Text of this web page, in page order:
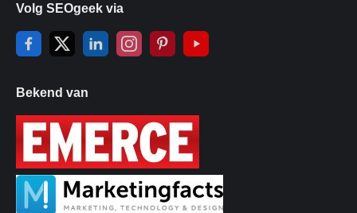
Volg SEOgeek via
Bekend van